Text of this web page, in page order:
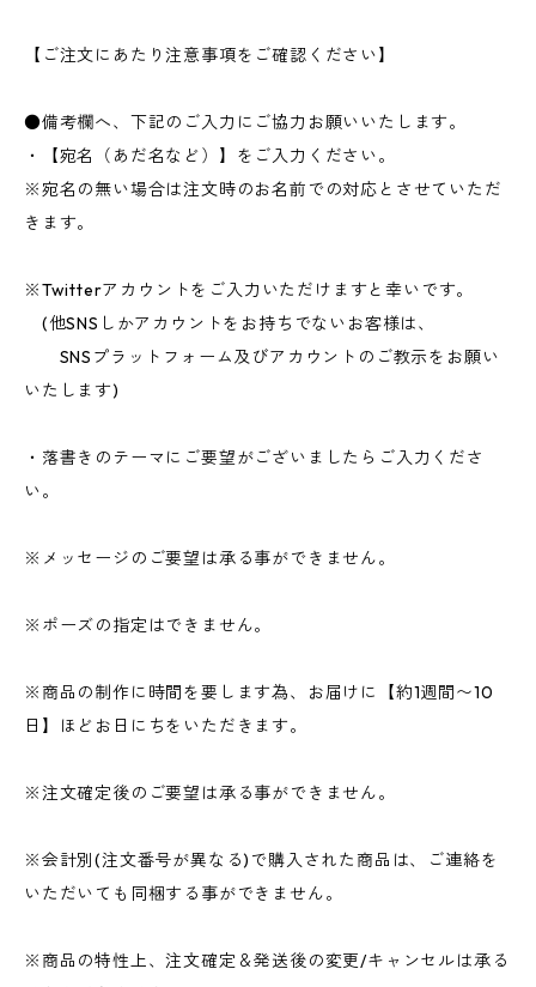
【ご注文にあたり注意事項をご確認ください】
●備考欄へ、下記のご入力にご協力お願いいたします。
・【宛名（あだ名など）】をご入力ください。
※宛名の無い場合は注文時のお名前での対応とさせていただ
きます。
※Twitterアカウントをご入力いただけますと幸いです。
(他SNSしかアカウントをお持ちでないお客様は、
SNSプラットフォーム及びアカウントのご教示をお願い
いたします)
・落書きのテーマにご要望がございましたらご入力くださ
い。
※メッセージのご要望は承る事ができません。
※ポーズの指定はできません。
※商品の制作に時間を要します為、お届けに【約1週間〜10
日】ほどお日にちをいただきます。
※注文確定後のご要望は承る事ができません。
※会計別(注文番号が異なる)で購入された商品は、ご連絡を
いただいても同梱する事ができません。
※商品の特性上、注文確定＆発送後の変更/キャンセルは承る